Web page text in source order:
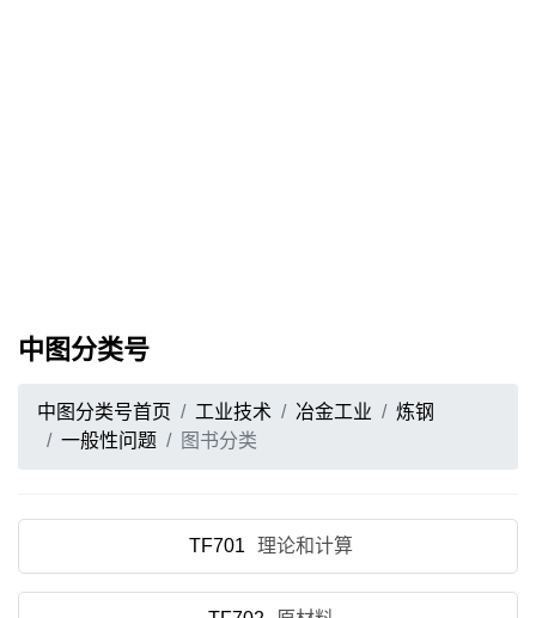
中图分类号
中图分类号首页 工业技术 冶金工业
炼钢
一般性问题
图书分类
TF701 理论和计算